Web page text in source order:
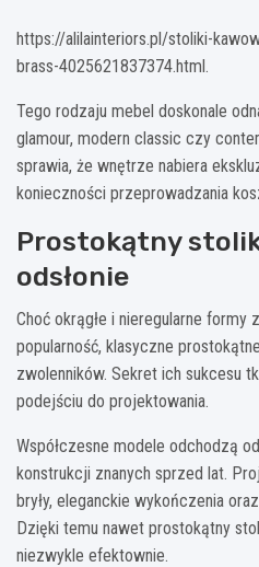
https://alilainteriors.pl/stoliki-
brass-4025621837374.html.
Tego rodzaju mebel doskonale
glamour, modern classic czy
sprawia, że wnętrze nabiera
konieczności przeprowadzania
Prostokątny
odsłonie
Choć okrągłe i nieregularne
popularność, klasyczne
zwolenników. Sekret ich sukcesu
podejściu do projektowania.
Współczesne modele odchodzą
konstrukcji znanych sprzed lat.
bryły, eleganckie wykończenia
Dzięki temu nawet prostokątny
niezwykle efektownie.